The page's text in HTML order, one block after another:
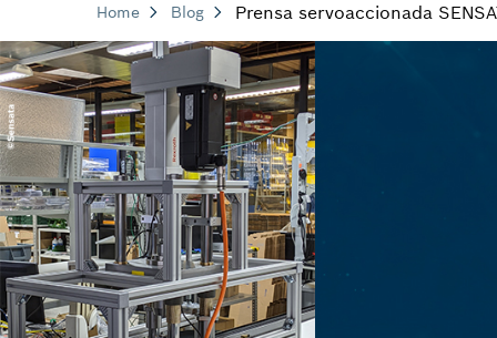
Home Blog Prensa servoaccionada